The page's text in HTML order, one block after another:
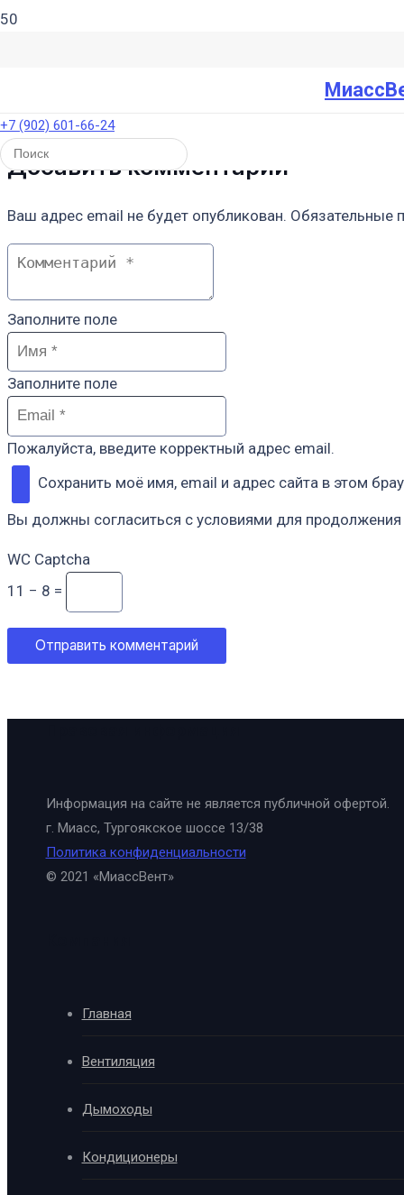
+7 (902) 601-66-24
Добавить комментарий
Ваш адрес email не будет опубликован. Обязательные
Заполните поле
Заполните поле
Пожалуйста, введите корректный адрес email.
Сохранить моё имя, email и адрес сайта в этом
Вы должны согласиться с условиями для продолжения
WC Captcha
11 − 8 =
Отправить комментарий
Информация на сайте не является публичной офертой.
г. Миасс, Тургоякское шоссе 13/38
Политика конфиденциальности
© 2021 «МиассВент»
Главная
Вентиляция
Дымоходы
Кондиционеры